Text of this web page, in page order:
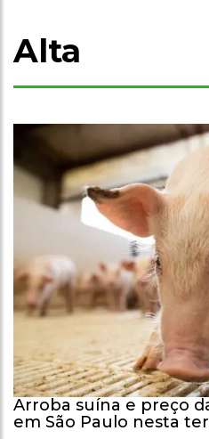
Alta
Arroba suína e preço
em São Paulo nesta